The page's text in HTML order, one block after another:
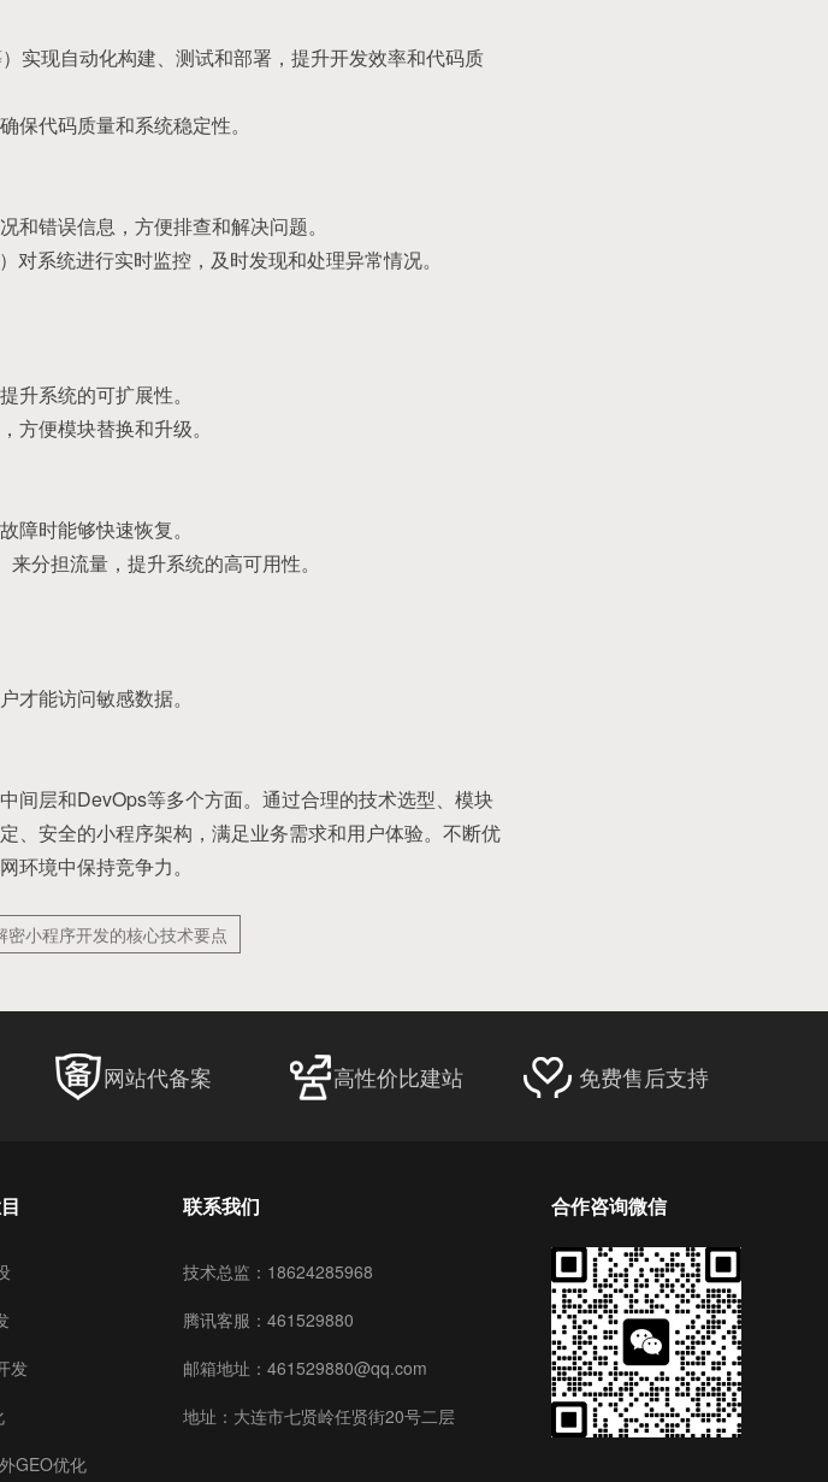
实现自动化构建、测试和部署，提升开发效率和代码质
保代码质量和系统稳定性。
和错误信息，方便排查和解决问题。
系统进行实时监控，及时发现和处理异常情况。
升系统的可扩展性。
方便模块替换和升级。
障时能够快速恢复。
分担流量，提升系统的高可用性。
才能访问敏感数据。
间层和DevOps等多个方面。通过合理的技术选型、模块
、安全的小程序架构，满足业务需求和用户体验。不断优
环境中保持竞争力。
密小程序开发的核心技术要点
网站代备案 高性价比建站 免费售后支持
合作咨询微信
联系我们
技术总监：18624285968
腾讯客服：461529880
邮箱地址：461529880@qq.com
地址：大连市七贤岭任贤街20号二层
发
GEO优化